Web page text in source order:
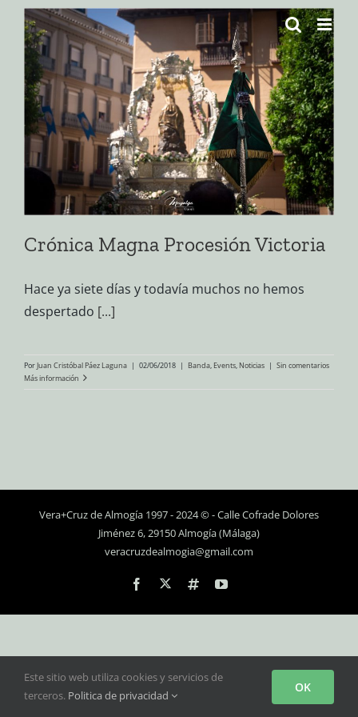
Saltar
contenido
Crónica Magna Procesión Victoria
Hace ya siete días y todavía muchos no hemos
despertado [...]
PorJuan Cristóbal Páez Laguna | 02/06/2018 | Banda, Events, Noticias | Sin comentarios
Más información
Vera+Cruz de Almogía 1997 - 2024 © - Calle Cofrade Dolores
Jiménez 6, 29150 Almogía (Málaga)
veracruzdealmogia@gmail.com
FacebookPersonalizado
InstagramYouTube
Este sitio web utiliza cookies y servicios de
terceros. Politica de privacidad
OK